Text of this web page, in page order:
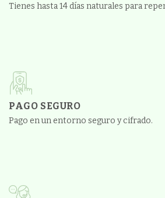
Tienes hasta 14 días naturales para
PAGO SEGURO
Pago en un entorno seguro y cifrado.